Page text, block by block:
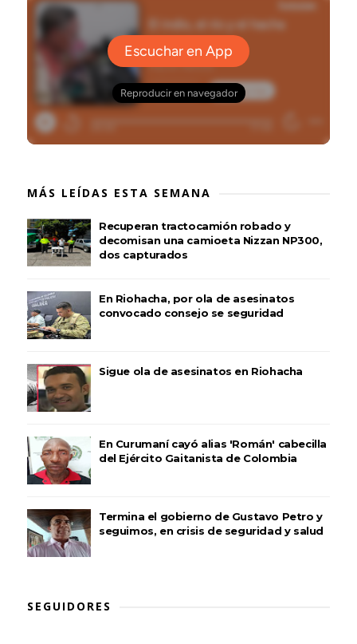
MÁS LEÍDAS ESTA SEMANA
Recuperan tractocamión robado y
decomisan una camioeta Nizzan NP300,
dos capturados
En Riohacha, por ola de asesinatos
convocado consejo se seguridad
Sigue ola de asesinatos en Riohacha
En Curumaní cayó alias 'Román' cabecilla
del Ejército Gaitanista de Colombia
Termina el gobierno de Gustavo Petro y
seguimos, en crisis de seguridad y salud
SEGUIDORES